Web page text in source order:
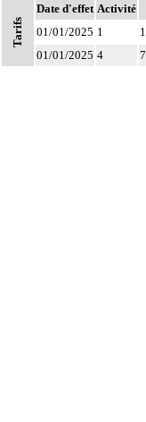
8
Les actes sur la
collection
Tarifs
Date d'effet Activité
01/01/2025 1
01/01/2025 4